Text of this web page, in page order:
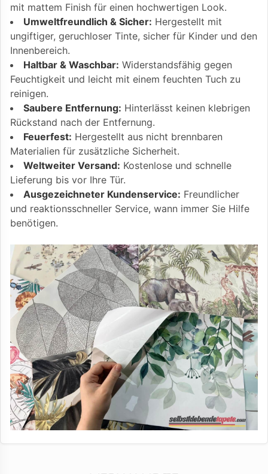
mit mattem Finish für einen hochwertigen Look.
Umweltfreundlich & Sicher: Hergestellt mit
ungiftiger, geruchloser Tinte, sicher für Kinder und den
Innenbereich.
Haltbar & Waschbar: Widerstandsfähig gegen
Feuchtigkeit und leicht mit einem feuchten Tuch zu
reinigen.
Saubere Entfernung: Hinterlässt keinen klebrigen
Rückstand nach der Entfernung.
Feuerfest: Hergestellt aus nicht brennbaren
Materialien für zusätzliche Sicherheit.
Weltweiter Versand: Kostenlose und schnelle
Lieferung bis vor Ihre Tür.
Ausgezeichneter Kundenservice: Freundlicher
und reaktionsschneller Service, wann immer Sie Hilfe
benötigen.